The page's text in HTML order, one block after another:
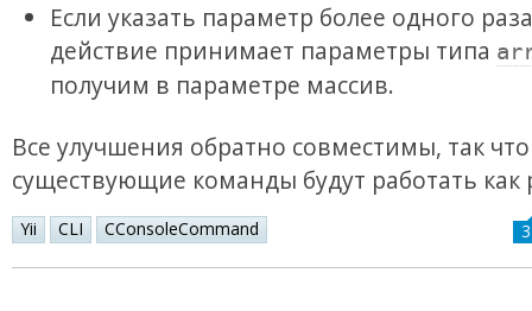
Если указать параметр более одного
действие принимает параметры типа
получим в параметре массив.
Все улучшения обратно совместимы, так что
существующие команды будут работать
Yii CLI CConsoleCommand